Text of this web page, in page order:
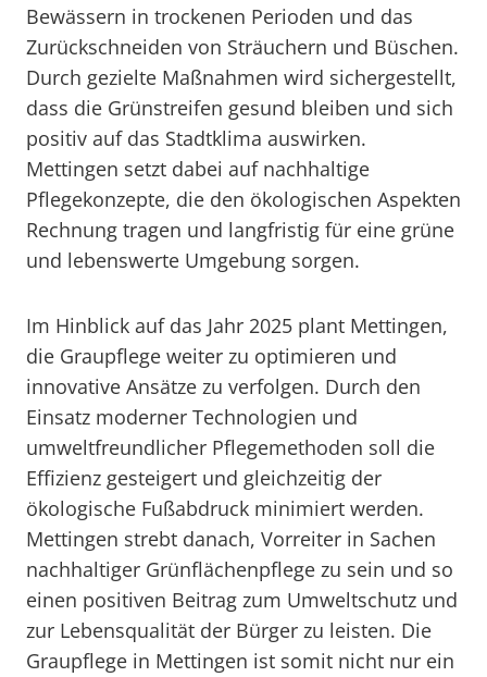
Bewässern in trockenen Perioden und das
Zurückschneiden von Sträuchern und Büschen.
Durch gezielte Maßnahmen wird sichergestellt,
dass die Grünstreifen gesund bleiben und sich
positiv auf das Stadtklima auswirken.
Mettingen setzt dabei auf nachhaltige
Pflegekonzepte, die den ökologischen Aspekten
Rechnung tragen und langfristig für eine grüne
und lebenswerte Umgebung sorgen.
Im Hinblick auf das Jahr 2025 plant Mettingen,
die Graupflege weiter zu optimieren und
innovative Ansätze zu verfolgen. Durch den
Einsatz moderner Technologien und
umweltfreundlicher Pflegemethoden soll die
Effizienz gesteigert und gleichzeitig der
ökologische Fußabdruck minimiert werden.
Mettingen strebt danach, Vorreiter in Sachen
nachhaltiger Grünflächenpflege zu sein und so
einen positiven Beitrag zum Umweltschutz und
zur Lebensqualität der Bürger zu leisten. Die
Graupflege in Mettingen ist somit nicht nur ein